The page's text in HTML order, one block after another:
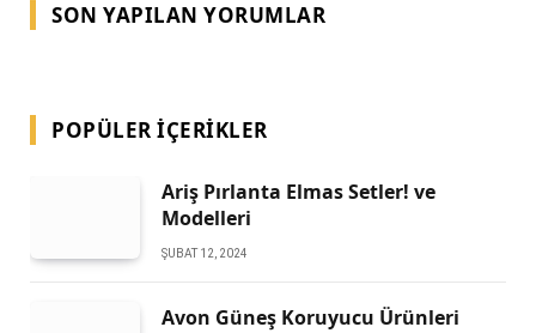
SON YAPILAN YORUMLAR
POPÜLER İÇERIKLER
Ariş Pırlanta Elmas Setler! ve
Modelleri
ŞUBAT 12, 2024
Avon Güneş Koruyucu Ürünleri